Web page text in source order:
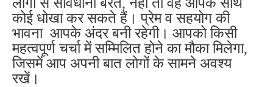
कोई धोखा कर सकते हैं। प्रेम व सहयोग की
भावना आपके अंदर बनी रहेगी। आपको किसी
महत्वपूर्ण चर्चा में सम्मिलित होने का मौका मिलेगा,
जिसमें आप अपनी बात लोगों के सामने अवश्य
रखें।